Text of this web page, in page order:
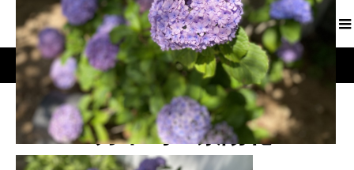
6月中旬 紫陽花
6月中旬 紫陽花